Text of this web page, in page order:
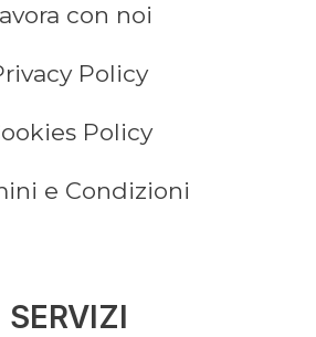
con noi
Policy
Policy
e Condizioni
SERVIZI